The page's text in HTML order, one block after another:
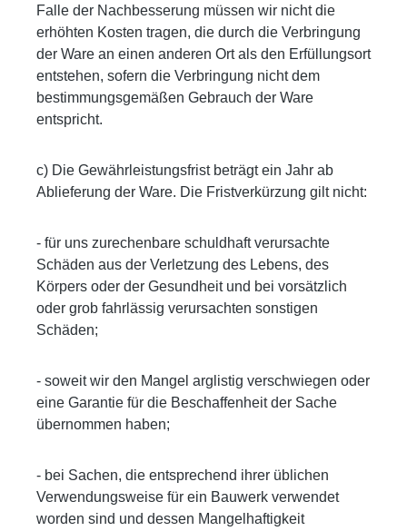
Falle der Nachbesserung müssen wir nicht die
erhöhten Kosten tragen, die durch die Verbringung
der Ware an einen anderen Ort als den Erfüllungsort
entstehen, sofern die Verbringung nicht dem
bestimmungsgemäßen Gebrauch der Ware
entspricht.
c) Die Gewährleistungsfrist beträgt ein Jahr ab
Ablieferung der Ware. Die Fristverkürzung gilt nicht:
- für uns zurechenbare schuldhaft verursachte
Schäden aus der Verletzung des Lebens, des
Körpers oder der Gesundheit und bei vorsätzlich
oder grob fahrlässig verursachten sonstigen
Schäden;
- soweit wir den Mangel arglistig verschwiegen oder
eine Garantie für die Beschaffenheit der Sache
übernommen haben;
- bei Sachen, die entsprechend ihrer üblichen
Verwendungsweise für ein Bauwerk verwendet
worden sind und dessen Mangelhaftigkeit